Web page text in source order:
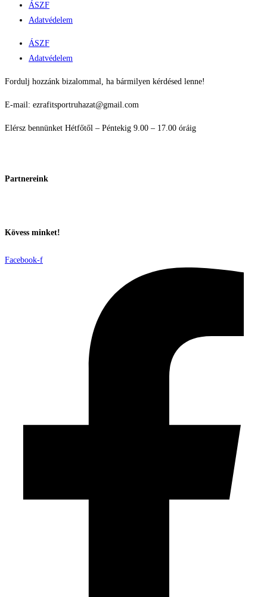
ÁSZF
Adatvédelem
ÁSZF
Adatvédelem
Fordulj hozzánk bizalommal, ha bármilyen kérdésed lenne!
E-mail: ezrafitsportruhazat@gmail.com
Elérsz bennünket Hétfőtől – Péntekig 9.00 – 17.00 óráig
Partnereink
Kövess minket!
Facebook-f